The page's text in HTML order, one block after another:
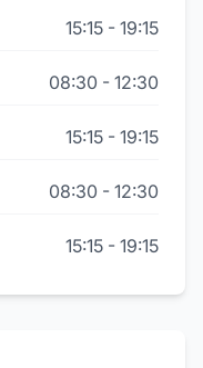
15:15 - 19:15
08:30 - 12:30
15:15 - 19:15
08:30 - 12:30
15:15 - 19:15